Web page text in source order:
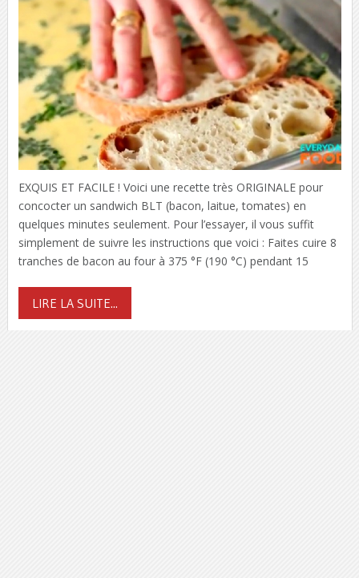
EXQUIS ET FACILE ! Voici une recette très ORIGINALE pour
concocter un sandwich BLT (bacon, laitue, tomates) en
quelques minutes seulement. Pour l’essayer, il vous suffit
simplement de suivre les instructions que voici : Faites cuire 8
tranches de bacon au four à 375 °F (190 °C) pendant 15
LIRE LA SUITE...